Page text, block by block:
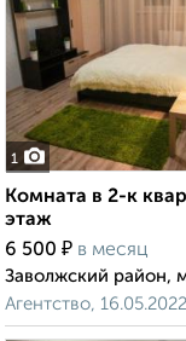
1
Комната в 2-к
этаж
6 500 ₽ в месяц
Заволжский район,
Агентство, 16.05.2022